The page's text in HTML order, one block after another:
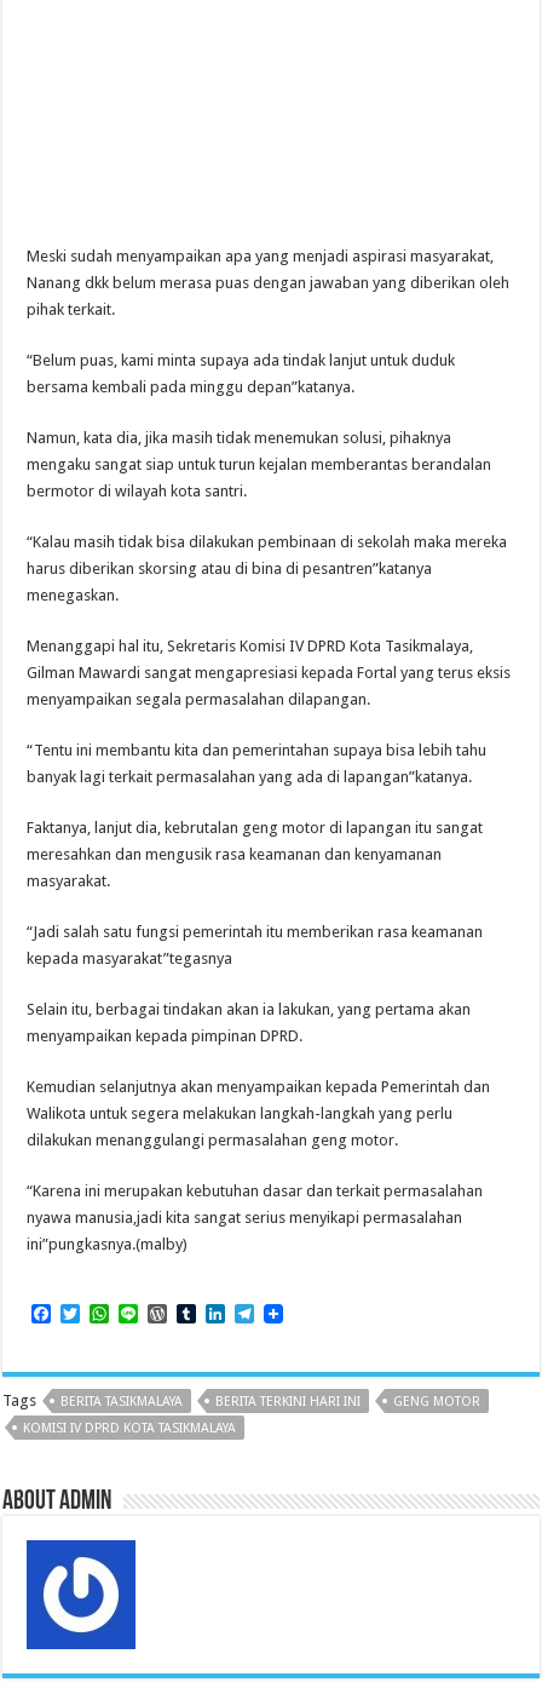
Meski sudah menyampaikan apa yang menjadi aspirasi masyarakat,
Nanang dkk belum merasa puas dengan jawaban yang diberikan oleh
pihak terkait.
“Belum puas, kami minta supaya ada tindak lanjut untuk duduk
bersama kembali pada minggu depan”katanya.
Namun, kata dia, jika masih tidak menemukan solusi, pihaknya
mengaku sangat siap untuk turun kejalan memberantas berandalan
bermotor di wilayah kota santri.
“Kalau masih tidak bisa dilakukan pembinaan di sekolah maka mereka
harus diberikan skorsing atau di bina di pesantren”katanya
menegaskan.
Menanggapi hal itu, Sekretaris Komisi IV DPRD Kota Tasikmalaya,
Gilman Mawardi sangat mengapresiasi kepada Fortal yang terus eksis
menyampaikan segala permasalahan dilapangan.
“Tentu ini membantu kita dan pemerintahan supaya bisa lebih tahu
banyak lagi terkait permasalahan yang ada di lapangan”katanya.
Faktanya, lanjut dia, kebrutalan geng motor di lapangan itu sangat
meresahkan dan mengusik rasa keamanan dan kenyamanan
masyarakat.
“Jadi salah satu fungsi pemerintah itu memberikan rasa keamanan
kepada masyarakat”tegasnya
Selain itu, berbagai tindakan akan ia lakukan, yang pertama akan
menyampaikan kepada pimpinan DPRD.
Kemudian selanjutnya akan menyampaikan kepada Pemerintah dan
Walikota untuk segera melakukan langkah-langkah yang perlu
dilakukan menanggulangi permasalahan geng motor.
“Karena ini merupakan kebutuhan dasar dan terkait permasalahan
nyawa manusia,jadi kita sangat serius menyikapi permasalahan
ini”pungkasnya.(malby)
F
e
b
o
o
T
t
t
e
r
W
t
s
A
p
L
e
W
d
P
r
e
T
b
l
r
L
k
e
d
I
T
e
g
r
Tags BERITA TASIKMALAYA BERITA TERKINI HARI INI
GENG MOTOR
KOMISI IV DPRD KOTA TASIKMALAYA
About admin